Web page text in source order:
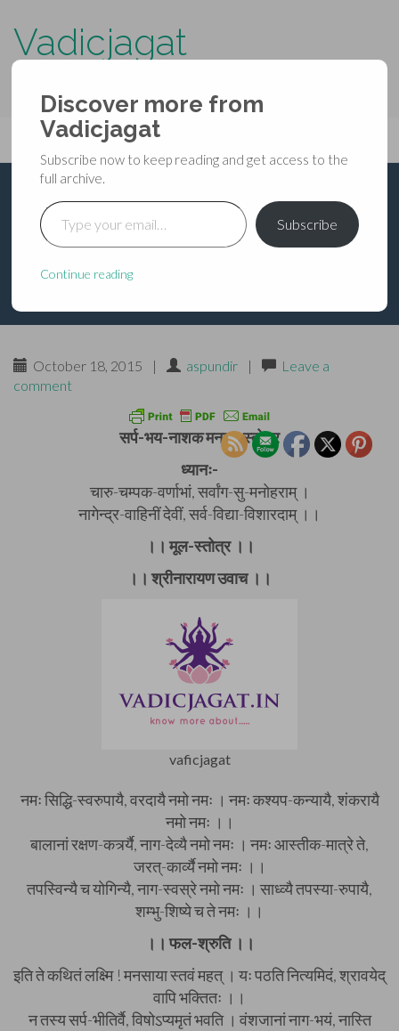
Vadicjagat
Primary
Menu
content
Vadicjagat
सर्प-भय-नाशक मनसा-
स्तोत्र
October 18, 2015 | aspundir |
Leave a
comment
सर्प-भय-नाशक मनसा-स्तोत्र
ध्यानः-
चारु-चम्पक-वर्णाभां, सर्वांग-सु-मनोहराम् ।
नागेन्द्र-वाहिनीं देवीं, सर्व-विद्या-विशारदाम् ।।
।। मूल-स्तोत्र ।।
।। श्रीनारायण उवाच ।।
vaficjagat
नमः सिद्धि-स्वरुपायै, वरदायै नमो नमः । नमः कश्यप-कन्यायै, शंकरायै
नमो नमः ।।
बालानां रक्षण-कर्त्र्यै, नाग-देव्यै नमो नमः । नमः आस्तीक-मात्रे ते,
जरत्-कार्व्यै नमो नमः ।।
तपस्विन्यै च योगिन्यै, नाग-स्वस्रे नमो नमः । साध्व्यै तपस्या-रुपायै,
शम्भु-शिष्ये च ते नमः ।।
।। फल-श्रुति ।।
इति ते कथितं लक्ष्मि ! मनसाया स्तवं महत् । यः पठति नित्यमिदं, श्रावयेद्
वापि भक्तितः ।।
न तस्य सर्प-भीतिर्वै, विषोऽप्यमृतं भवति । वंशजानां नाग-भयं, नास्ति
Discover more from
Vadicjagat
Subscribe now to keep reading and get access to the
full archive.
Type your email…
Subscribe
Continue reading